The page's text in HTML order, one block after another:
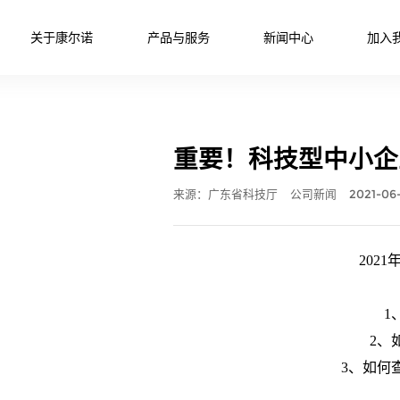
关于康尔诺 产品与服务 新闻中心 加入
重要！科技型中小
来源：广东省科技厅 公司新闻 2021-
2021
1
2、
3、如何